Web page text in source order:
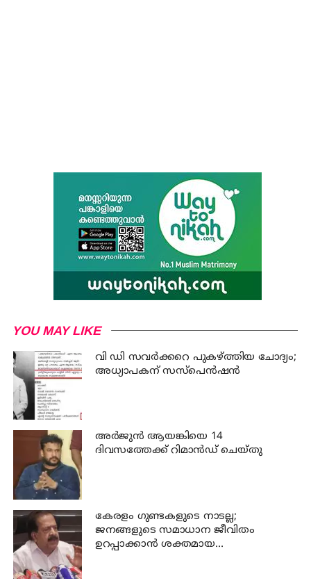
YOU MAY LIKE
വി ഡി സവര്‍ക്കറെ പുകഴ്ത്തിയ ചോദ്യം;
അധ്യാപകന് സസ്പെന്‍ഷന്‍
അര്‍ജുന്‍ ആയങ്കിയെ 14
ദിവസത്തേക്ക് റിമാൻഡ് ചെയ്തു
കേരളം ഗുണ്ടകളുടെ നാടല്ല;
ജനങ്ങളുടെ സമാധാന ജീവിതം
ഉറപ്പാക്കാന്‍ ശക്തമായ